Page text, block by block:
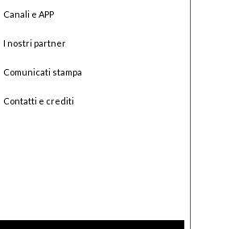
Canali e APP
I nostri partner
Comunicati stampa
Contatti e crediti